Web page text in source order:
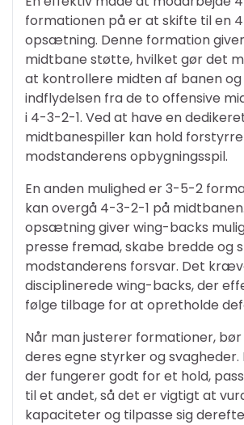
formationen på er at skifte til en
opsætning. Denne formation
midtbane støtte, hvilket gør det
at kontrollere midten af banen
indflydelsen fra de to offensive
i 4-3-2-1. Ved at have en
midtbanespiller kan hold forstyrre
modstanderens opbygningsspil.
En anden mulighed er 3-5-2
kan overgå 4-3-2-1 på
opsætning giver wing-backs
presse fremad, skabe bredde og
modstanderens forsvar. Det
disciplinerede wing-backs, der
følge tilbage for at opretholde
Når man justerer formationer,
deres egne styrker og svagheder.
der fungerer godt for et hold,
til et andet, så det er vigtigt at
kapaciteter og tilpasse sig